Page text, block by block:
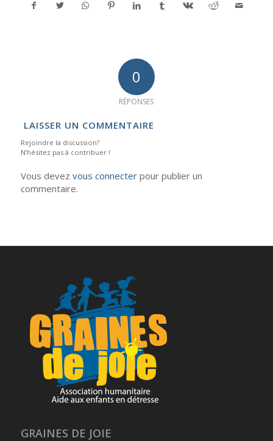
0
RÉPONSES
LAISSER UN COMMENTAIRE
Rejoindre la discussion?
N’hésitez pas à contribuer !
Vous devez vous connecterpour publier un
commentaire.
GRAINES DE JOIE